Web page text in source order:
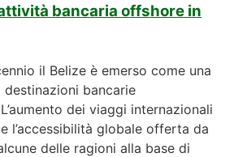
bancaria offshore in
il Belize è emerso come una
bancarie
dei viaggi internazionali
l’accessibilità globale offerta da
delle ragioni alla base di